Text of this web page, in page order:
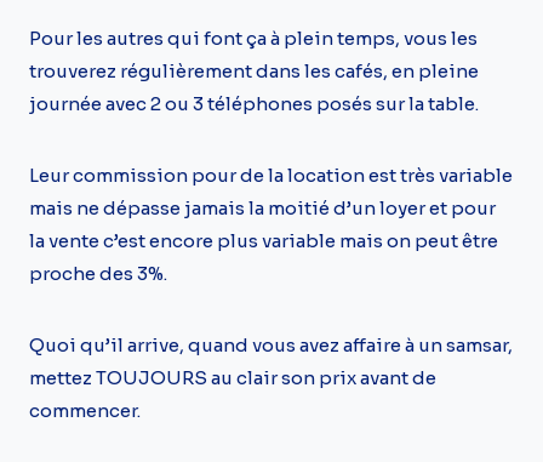
Pour les autres qui font ça à plein temps, vous les
trouverez régulièrement dans les cafés, en pleine
journée avec 2 ou 3 téléphones posés sur la table.
Leur commission pour de la location est très variable
mais ne dépasse jamais la moitié d’un loyer et pour
la vente c’est encore plus variable mais on peut être
proche des 3%.
Quoi qu’il arrive, quand vous avez affaire à un samsar,
mettez TOUJOURS au clair son prix avant de
commencer.